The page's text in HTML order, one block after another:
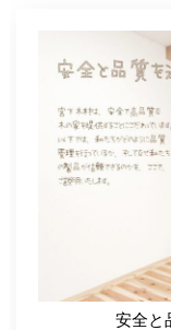
〒673-
安全と